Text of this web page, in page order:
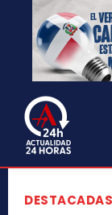
DESTACADAS